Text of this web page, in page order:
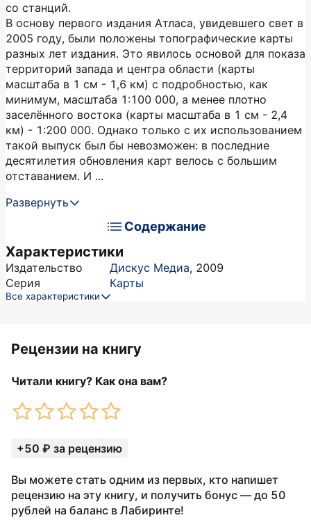
со станций.
В основу первого издания Атласа, увидевшего свет в
2005 году, были положены топографические карты
разных лет издания. Это явилось основой для показа
территорий запада и центра области (карты
масштаба в 1 см - 1,6 км) с подробностью, как
минимум, масштаба 1:100 000, а менее плотно
заселённого востока (карты масштаба в 1 см - 2,4
км) - 1:200 000. Однако только с их использованием
такой выпуск был бы невозможен: в последние
десятилетия обновления карт велось с большим
отставанием. И ...
Развернуть
Содержание
Характеристики
Издательство Дискус Медиа, 2009
Серия
Карты
Все характеристики
Рецензии на книгу
Читали книгу? Как она вам?
+50 ₽ за рецензию
Вы можете стать одним из первых, кто напишет
рецензию на эту книгу, и получить бонус — до 50
рублей на баланс в Лабиринте!